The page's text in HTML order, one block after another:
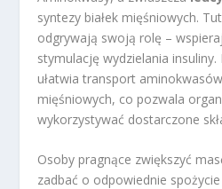
syntezy białek mięśniowych.
odgrywają swoją rolę –
stymulację wydzielania
ułatwia transport
mięśniowych, co pozwala
wykorzystywać dostarczone
Osoby pragnące zwiększyć
zadbać o odpowiednie